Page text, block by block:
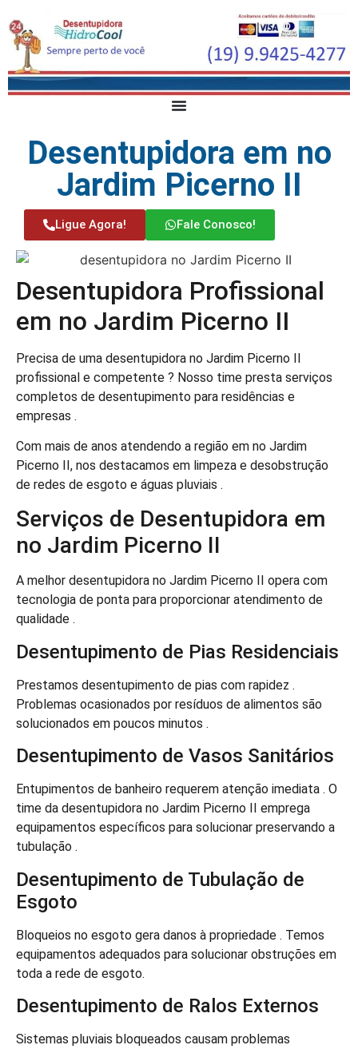
Desentupidora em no
Jardim Picerno II
Ligue Agora! Fale Conosco!
Desentupidora Profissional
em no Jardim Picerno II
Precisa de uma desentupidora no Jardim Picerno II
profissional e competente ? Nosso time presta serviços
completos de desentupimento para residências e
empresas .
Com mais de anos atendendo a região em no Jardim
Picerno II, nos destacamos em limpeza e desobstrução
de redes de esgoto e águas pluviais .
Serviços de Desentupidora em
no Jardim Picerno II
A melhor desentupidora no Jardim Picerno II opera com
tecnologia de ponta para proporcionar atendimento de
qualidade .
Desentupimento de Pias Residenciais
Prestamos desentupimento de pias com rapidez .
Problemas ocasionados por resíduos de alimentos são
solucionados em poucos minutos .
Desentupimento de Vasos Sanitários
Entupimentos de banheiro requerem atenção imediata . O
time da desentupidora no Jardim Picerno II emprega
equipamentos específicos para solucionar preservando a
tubulação .
Desentupimento de Tubulação de
Esgoto
Bloqueios no esgoto gera danos à propriedade . Temos
equipamentos adequados para solucionar obstruções em
toda a rede de esgoto.
Desentupimento de Ralos Externos
Sistemas pluviais bloqueados causam problemas